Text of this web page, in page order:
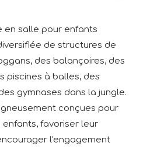
en salle pour enfants
de structures de
des balançoires, des
piscines à balles, des
gymnases dans la jungle.
conçues pour
favoriser leur
l'engagement